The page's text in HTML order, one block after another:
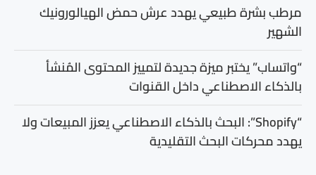
مرطب بشرة طبيعي يهدد عرش حمض الهيالورونيك
الشهير
“واتساب” يختبر ميزة جديدة لتمييز المحتوى المُنشأ
بالذكاء الاصطناعي داخل القنوات
“Shopify”: البحث بالذكاء الاصطناعي يعزز المبيعات ولا
يهدد محركات البحث التقليدية